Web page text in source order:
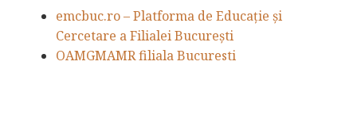
emcbuc.ro – Platforma de Educație și
Cercetare a Filialei București
OAMGMAMR filiala Bucuresti